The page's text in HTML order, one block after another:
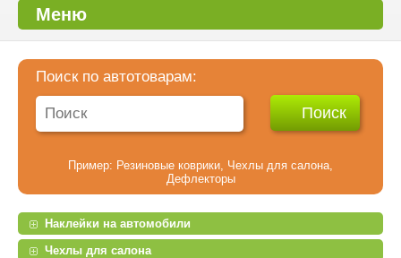
Меню
Поиск по автотоварам:
Пример: Резиновые коврики Чехлы для салона
Дефлекторы
Наклейки на автомобили
Чехлы для салона